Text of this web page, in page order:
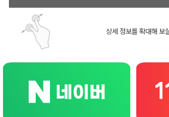
상세 정보를 확대해 보